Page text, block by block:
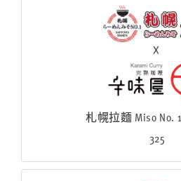
札幌拉麵 Miso No.
325